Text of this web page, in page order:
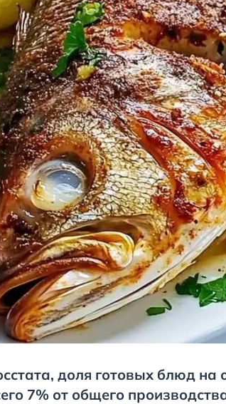
доля готовых блюд на
7% от общего